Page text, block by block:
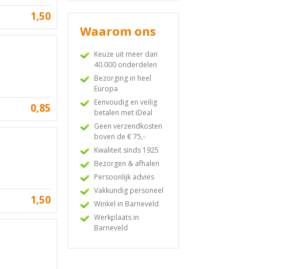
1,50
0,85
1,50
Waarom ons
Keuze uit meer dan
40.000 onderdelen
Bezorging in heel
Europa
Eenvoudig en veilig
betalen met iDeal
Geen verzendkosten
boven de € 75,-
Kwaliteit sinds 1925
Bezorgen & afhalen
Persoonlijk advies
Vakkundig personeel
Winkel in Barneveld
Werkplaats in
Barneveld